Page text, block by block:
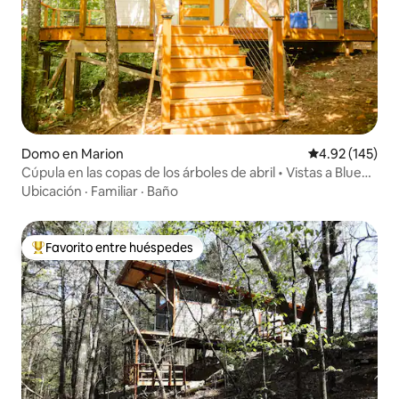
Domo en Marion Calificación
4.92 (145)
Cúpula en las copas de los árboles de abril • Vistas a Blue
Ridge, cascada
Ubicación · Familiar · Baño
Favorito entre huéspedes preferido
Favorito entre huéspedes